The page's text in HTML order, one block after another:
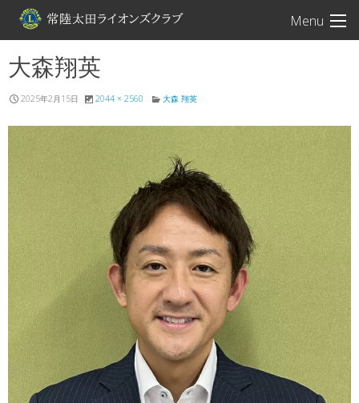
Menu
常陸太田ライオン
大森翔英
2025年2月15日 2044 × 2560 大森 翔英